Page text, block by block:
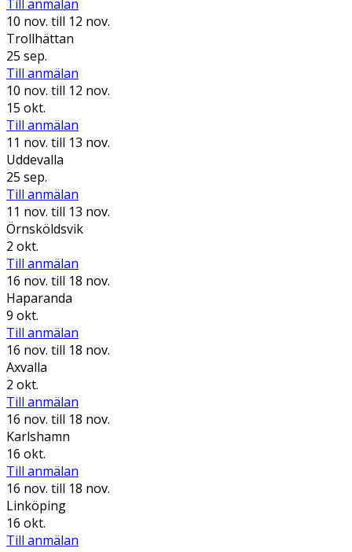
Till anmälan
10 nov. till 12 nov.
Trollhättan
25 sep.
Till anmälan
10 nov. till 12 nov.
15 okt.
Till anmälan
11 nov. till 13 nov.
Uddevalla
25 sep.
Till anmälan
11 nov. till 13 nov.
Örnsköldsvik
2 okt.
Till anmälan
16 nov. till 18 nov.
Haparanda
9 okt.
Till anmälan
16 nov. till 18 nov.
Axvalla
2 okt.
Till anmälan
16 nov. till 18 nov.
Karlshamn
16 okt.
Till anmälan
16 nov. till 18 nov.
Linköping
16 okt.
Till anmälan